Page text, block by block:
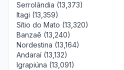
Serrolândia (13,373)
Itagi (13,359)
Sítio do Mato (13,320)
Banzaê (13,240)
Nordestina (13,164)
Andaraí (13,132)
Igrapiúna (13,091)